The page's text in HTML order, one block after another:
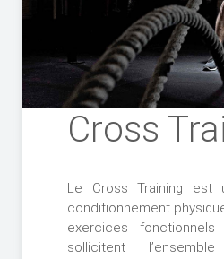
Cross
Le Cross Training est
conditionnement
exercices
sollicitent